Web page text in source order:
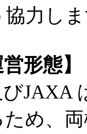
力し
形態】
JAXA
め、